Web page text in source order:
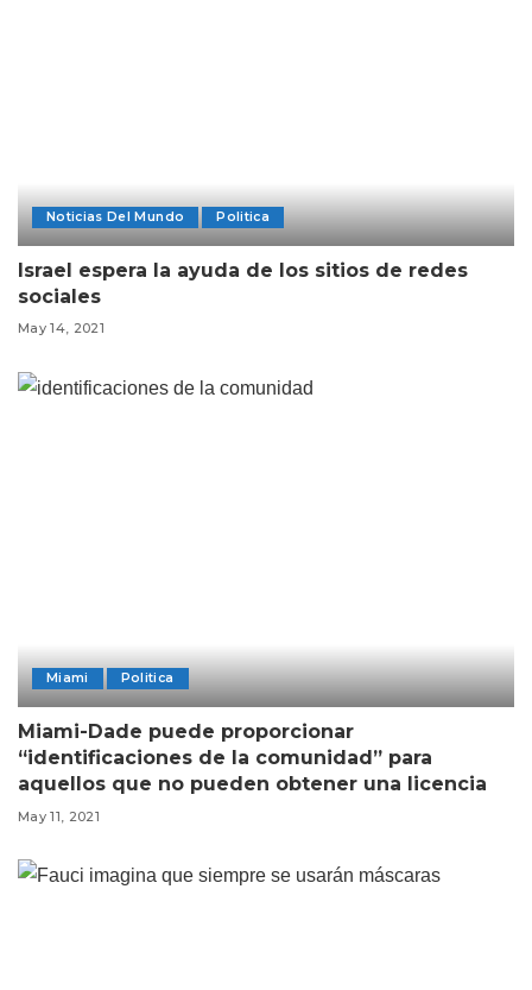
Noticias Del Mundo Politica
Israel espera la ayuda de los sitios de redes
sociales
May 14, 2021
Miami Politica
Miami-Dade puede proporcionar
“identificaciones de la comunidad” para
aquellos que no pueden obtener una licencia
May 11, 2021